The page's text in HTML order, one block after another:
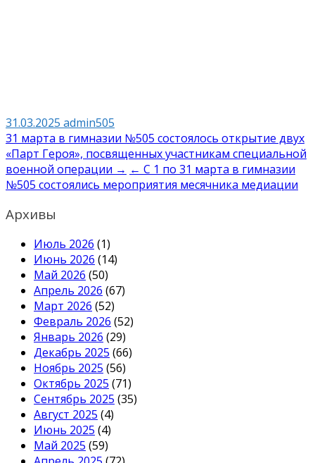
31.03.2025 admin505
Навигация
по
записям
31 марта в гимназии №505 состоялось открытие двух
«Парт Героя», посвященных участникам специальной
военной операции → ← С 1 по 31 марта в гимназии
№505 состоялись мероприятия месячника медиации
Архивы
Июль 2026 (1)
Июнь 2026 (14)
Май 2026 (50)
Апрель 2026 (67)
Март 2026 (52)
Февраль 2026 (52)
Январь 2026 (29)
Декабрь 2025 (66)
Ноябрь 2025 (56)
Октябрь 2025 (71)
Сентябрь 2025 (35)
Август 2025 (4)
Июнь 2025 (4)
Май 2025 (59)